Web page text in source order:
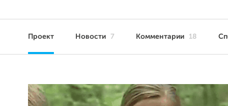
Проект Новости 7 Комментарии 18